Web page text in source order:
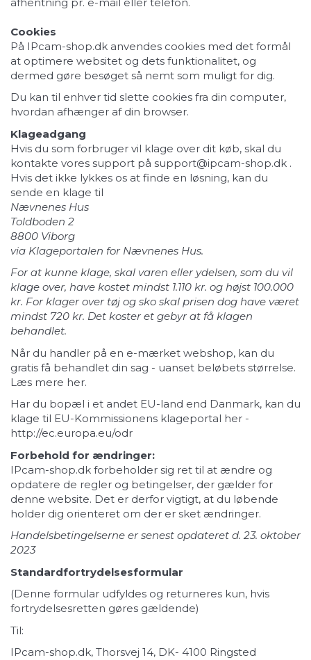
Cookies
På IPcam-shop.dk anvendes cookies med det formål
at optimere websitet og dets funktionalitet, og
dermed gøre besøget så nemt som muligt for dig.
Du kan til enhver tid slette cookies fra din computer,
hvordan afhænger af din browser.
Klageadgang
Hvis du som forbruger vil klage over dit køb, skal du
kontakte vores support på support@ipcam-shop.dk .
Hvis det ikke lykkes os at finde en løsning, kan du
sende en klage til
Nævnenes Hus
Toldboden 2
8800 Viborg
via Klageportalen for Nævnenes Hus.
For at kunne klage, skal varen eller ydelsen, som du vil
klage over, have kostet mindst 1.110 kr. og højst 100.000
kr. For klager over tøj og sko skal prisen dog have været
mindst 720 kr. Det koster et gebyr at få klagen
behandlet.
Når du handler på en e-mærket webshop, kan du
gratis få behandlet din sag - uanset beløbets størrelse.
Læs mere her.
Har du bopæl i et andet EU-land end Danmark, kan du
klage til EU-Kommissionens klageportal her -
http://ec.europa.eu/odr
Forbehold for ændringer:
IPcam-shop.dk forbeholder sig ret til at ændre og
opdatere de regler og betingelser, der gælder for
denne website. Det er derfor vigtigt, at du løbende
holder dig orienteret om der er sket ændringer.
Handelsbetingelserne er senest opdateret d. 23. oktober
2023
Standardfortrydelsesformular
(Denne formular udfyldes og returneres kun, hvis
fortrydelsesretten gøres gældende)
Til:
IPcam-shop.dk, Thorsvej 14, DK- 4100 Ringsted